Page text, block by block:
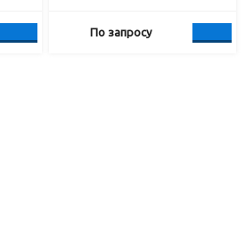
По запросу